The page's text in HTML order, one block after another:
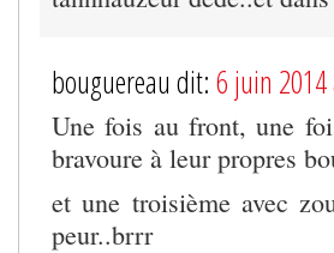
bouguereau dit: 6 juin 2014
Une fois au front, une
bravoure à leur propres
et une troisième avec
peur..brrr